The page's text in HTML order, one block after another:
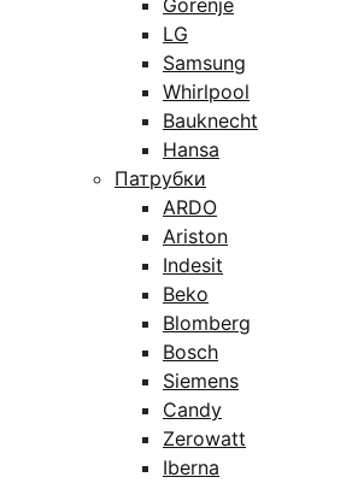
Gorenje
LG
Samsung
Whirlpool
Bauknecht
Hansa
Патрубки
ARDO
Ariston
Indesit
Beko
Blomberg
Bosch
Siemens
Candy
Zerowatt
Iberna